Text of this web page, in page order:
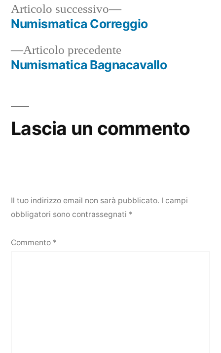
Navigazione
articoli
Articolo precedenteArticolo
precedente:
Numismatica Bagnacavallo
Articolo successivo
Articolo
successivo:
Numismatica Correggio
Lascia un commento
Il tuo indirizzo email non sarà pubblicato. I campi
obbligatori sono contrassegnati *
Commento *